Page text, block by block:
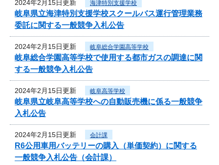
2024年2月15日更新 海津特別支援学校
岐阜県立海津特別支援学校スクールバス運行管理業務
委託に関する一般競争入札公告
2024年2月15日更新 岐阜総合学園高等学校
岐阜総合学園高等学校で使用する都市ガスの調達に関
する一般競争入札公告
2024年2月15日更新 岐阜高等学校
岐阜県立岐阜高等学校への自動販売機に係る一般競争
入札公告
2024年2月15日更新 会計課
R6公用車用バッテリーの購入（単価契約）に関する
一般競争入札公告（会計課）